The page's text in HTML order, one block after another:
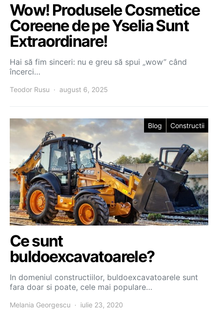
Wow! Produsele Cosmetice
Coreene de pe Yselia Sunt
Extraordinare!
Hai să fim sinceri: nu e greu să spui „wow” când
încerci…
Teodor Rusu august 6, 2025
Blog Constructii
Ce sunt
buldoexcavatoarele?
In domeniul constructiilor, buldoexcavatoarele sunt
fara doar si poate, cele mai populare…
Melania Georgescu iulie 23, 2020